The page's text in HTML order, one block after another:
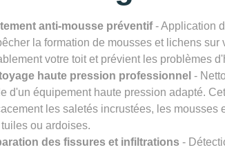
anti-mousse préventif- Application
la formation de mousses et lichens sur
votre toit et prévient les problèmes
haute pression professionnel -
d'un équipement haute pression adapté.
les saletés incrustées, les mousses
ou ardoises.
des fissures et infiltrations -